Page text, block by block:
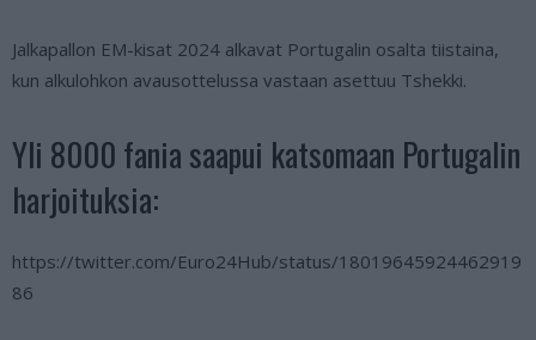
Jalkapallon EM-kisat 2024 alkavat Portugalin osalta tiistaina,
kun alkulohkon avausottelussa vastaan asettuu Tshekki.
Yli 8000 fania saapui katsomaan Portugalin
harjoituksia:
https://twitter.com/Euro24Hub/status/18019645924462919
86